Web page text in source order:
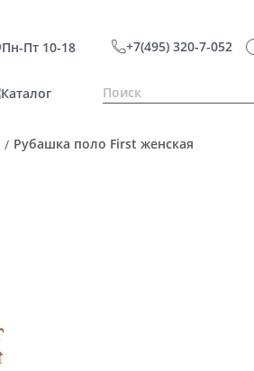
Пн-Пт 10-18 +7(495) 320-7-052
Каталог
/ Рубашка поло First женская